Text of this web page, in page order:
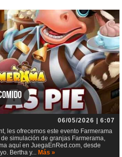
06/05/2026 | 6:07
les ofrecemos este evento Farmerama
simulación de granjas Farmerama,
aquí en JuegaEnRed.com, desde
Bertha y... Más »